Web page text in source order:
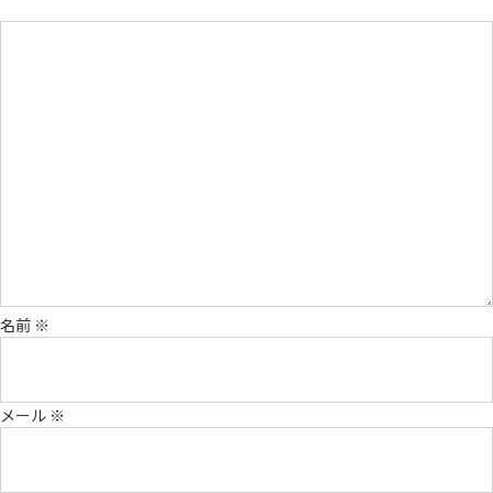
名前 ※
メール ※